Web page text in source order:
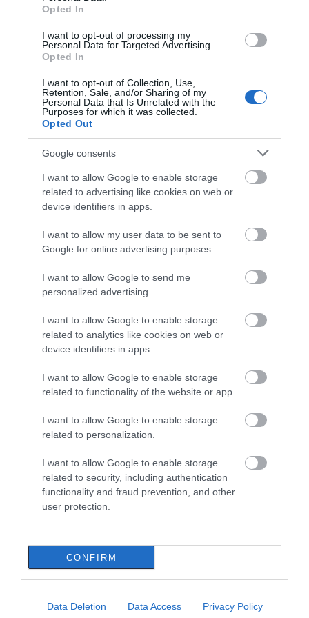
Opted In
I want to opt-out of processing my
Personal Data for Targeted Advertising.
Opted In
I want to opt-out of Collection, Use,
Retention, Sale, and/or Sharing of my
Personal Data that Is Unrelated with the
Purposes for which it was collected.
Opted Out
Google consents
I want to allow Google to enable storage
related to advertising like cookies on web or
device identifiers in apps.
I want to allow my user data to be sent to
Google for online advertising purposes.
I want to allow Google to send me
personalized advertising.
I want to allow Google to enable storage
related to analytics like cookies on web or
device identifiers in apps.
I want to allow Google to enable storage
related to functionality of the website or app.
I want to allow Google to enable storage
related to personalization.
I want to allow Google to enable storage
related to security, including authentication
functionality and fraud prevention, and other
user protection.
CONFIRM
Data Deletion Data Access Privacy Policy
γαστρονομίας – Σήμερα η μεγάλη
έναρξη!
07.08.2026 | 10:45
Τι είναι οι γανωματήδες και γιατί
έφτασαν σε αυτό το χωριό της
Εύβοιας;
07.08.2026 | 10:30
στην Εύβοια: Ετσι σώθηκε το
Προκόπι από τη μεγάλη φωτιά
Είσαι διακοπές στην Εύβοια και
στο «Παλιό Πιθάρι»!
07.08.2026 | 10:00
Σίμος Κεδίκογλου: Η κίνηση του
βουλευτή που «τρέλανε»
εθελοντές στην Εύβοια
Ιός Δυτικού Νείλου: 65 κρούσματα
ασθενείς σε νοσηλεία
07.08.2026 | 09:30
Υπό έλεγχο η φωτιά στην Σκύρο –
Συνελήφθη μία 63χρονη γυναίκα
07.08.2026 | 09:15
Εύβοια: Σε αυτό το γραφικό χωριό
μοίρασαν Κεσκέσι τη
Μεταμόρφωση του Σωτήρος
ΠΕΡΙΣΣΟΤΕΡΑ ΑΠΟ ΕΙΔΗΣΕΙΣ ΕΥΒΟΙΑ
Συναγερμός στην
Εύβοια: Στιγμές
με ξένους επιβάτες
Έκτακτη διακοπή
της γαστρονομίας –
γανωματήδες και γιατί